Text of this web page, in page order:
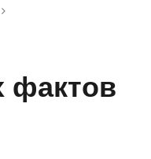
фактов